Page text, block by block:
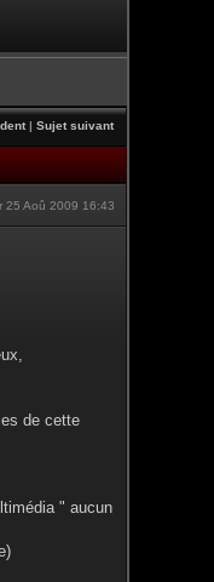
| Sujet suivant
25 Aoû 2009 16:43
de cette
" aucun